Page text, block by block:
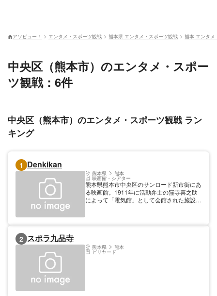
アソビュー！ エンタメ・スポーツ観戦 熊本県 エンタメ・スポーツ観戦 熊本 エンタメ
中央区（熊本市）のエンタメ・スポー
ツ観戦：6件
中央区（熊本市）のエンタメ・スポーツ観戦 ラン
キング
1 Denkikan
熊本県 熊本
映画館・シアター
熊本県熊本市中央区のサンロード新市街にあ
る映画館。1911年に活動弁士の窪寺喜之助
によって「電気館」として会館された施設
気がレトロな空間だ。スクリーンでは、最新
の映画ではなく、昔懐かしの邦画や洋画が上
2 スポラ九品寺
熊本県 熊本
ビリヤード